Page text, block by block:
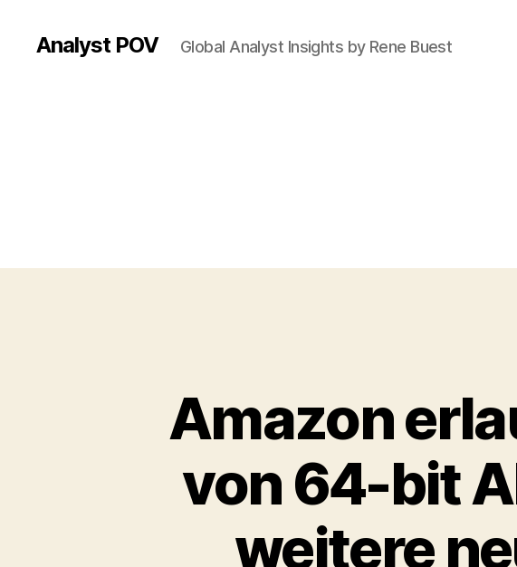
Analyst POV Global Analyst Insights by Rene Buest
Amazon
von 64-bit
weitere